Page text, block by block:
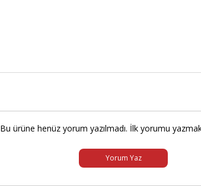
Bu ürüne henüz yorum yazılmadı. İlk yorumu
Yorum Yaz